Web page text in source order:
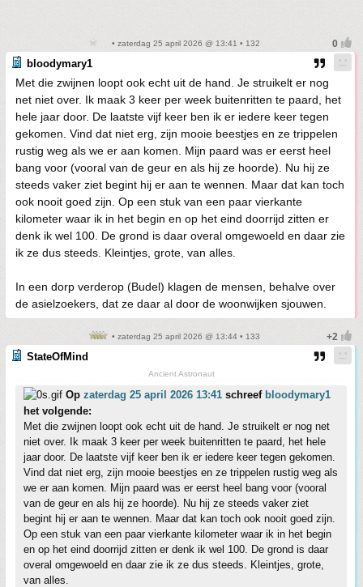
• zaterdag 25 april 2026 @ 13:41 • 132
bloodymary1
Met die zwijnen loopt ook echt uit de hand. Je struikelt er nog
net niet over. Ik maak 3 keer per week buitenritten te paard, het
hele jaar door. De laatste vijf keer ben ik er iedere keer tegen
gekomen. Vind dat niet erg, zijn mooie beestjes en ze trippelen
rustig weg als we er aan komen. Mijn paard was er eerst heel
bang voor (vooral van de geur en als hij ze hoorde). Nu hij ze
steeds vaker ziet begint hij er aan te wennen. Maar dat kan toch
ook nooit goed zijn. Op een stuk van een paar vierkante
kilometer waar ik in het begin en op het eind doorrijd zitten er
denk ik wel 100. De grond is daar overal omgewoeld en daar zie
ik ze dus steeds. Kleintjes, grote, van alles.
In een dorp verderop (Budel) klagen de mensen, behalve over
de asielzoekers, dat ze daar al door de woonwijken sjouwen.
• zaterdag 25 april 2026 @ 13:44 • 133
StateOfMind
Ancient Astronaut
Op zaterdag 25 april 2026 13:41 schreef bloodymary1
het volgende:
Met die zwijnen loopt ook echt uit de hand. Je struikelt er nog net
niet over. Ik maak 3 keer per week buitenritten te paard, het hele
jaar door. De laatste vijf keer ben ik er iedere keer tegen gekomen.
Vind dat niet erg, zijn mooie beestjes en ze trippelen rustig weg als
we er aan komen. Mijn paard was er eerst heel bang voor (vooral
van de geur en als hij ze hoorde). Nu hij ze steeds vaker ziet
begint hij er aan te wennen. Maar dat kan toch ook nooit goed zijn.
Op een stuk van een paar vierkante kilometer waar ik in het begin
en op het eind doorrijd zitten er denk ik wel 100. De grond is daar
overal omgewoeld en daar zie ik ze dus steeds. Kleintjes, grote,
van alles.